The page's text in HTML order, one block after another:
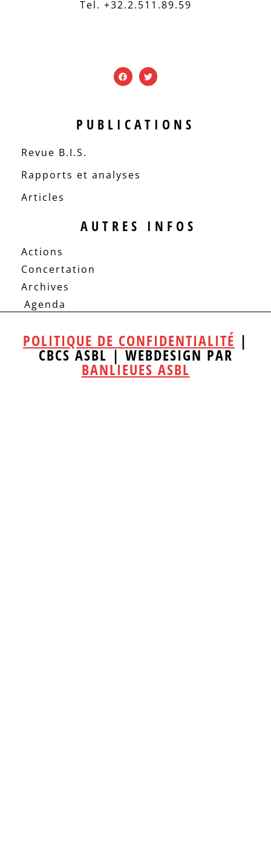
Tel. +32.2.511.89.59
PUBLICATIONS
Revue B.I.S.
Rapports et analyses
Articles
AUTRES INFOS
Actions
Concertation
Archives
Agenda
POLITIQUE DE CONFIDENTIALITÉ |
CBCS ASBL | WEBDESIGN PAR
BANLIEUES ASBL